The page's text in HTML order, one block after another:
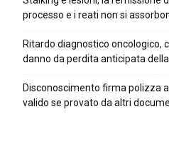
processo e i reati non si
Ritardo diagnostico oncologico,
danno da perdita anticipata
Disconoscimento firma polizza
valido se provato da altri